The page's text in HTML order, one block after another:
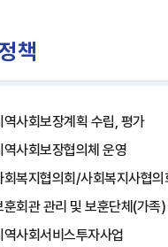
책
역사회보장계획 수립, 평가
역사회보장협의체 운영
회복지협의회/사회복지사협의
훈회관 관리 및 보훈단체(가족)
역사회서비스투자사업